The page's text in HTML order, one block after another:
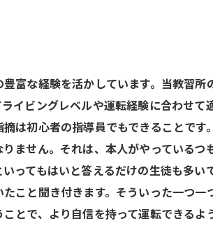
富な経験を活かしています。当教習
イビングレベルや運転経験に合わせ
は初心者の指導員でもできることで
ません。それは、本人がやっている
ってもはいと答えるだけの生徒も多
こと聞き付きます。そういった一つ
とで、より自信を持って運転できる